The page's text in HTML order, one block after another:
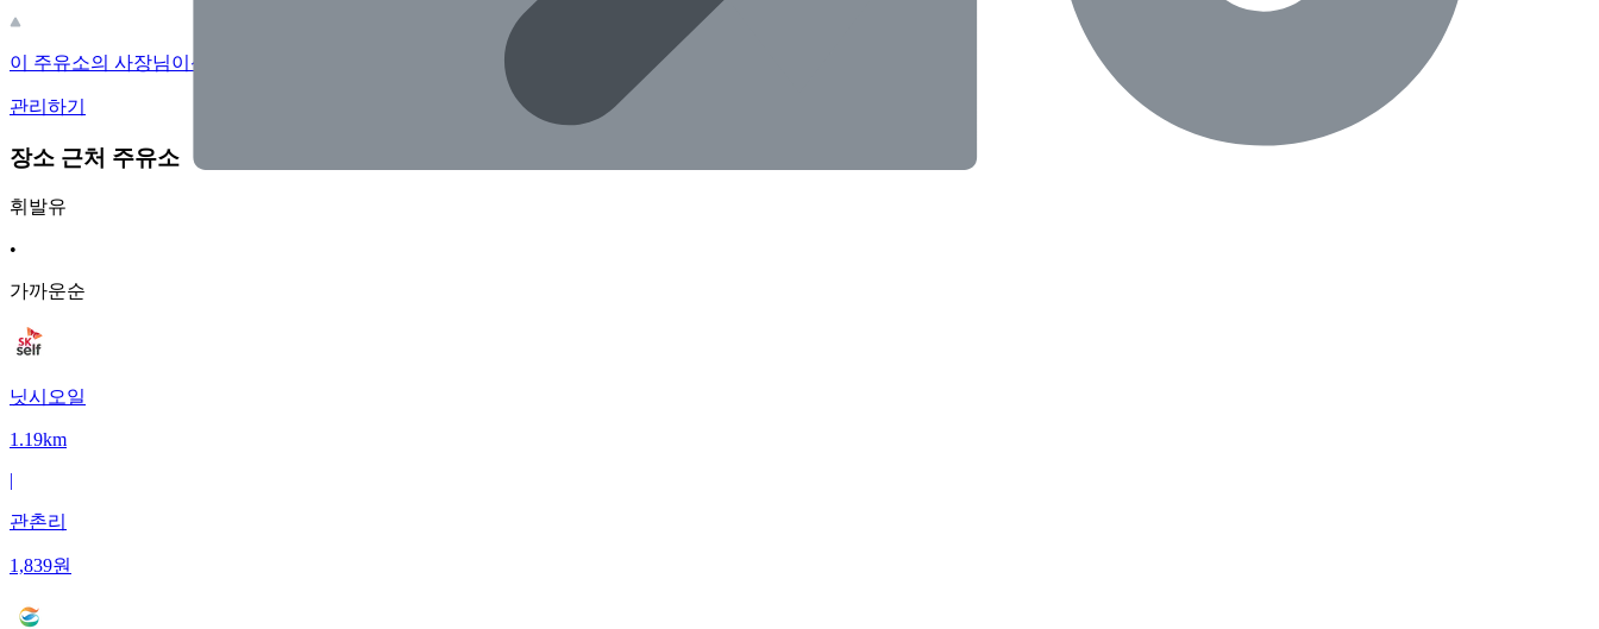
이 주유소의 사장님이신가요?
관리하기
장소 근처 주유소
휘발유
•
가까운순
닛시오일
1.19km
|
관촌리
1,839원